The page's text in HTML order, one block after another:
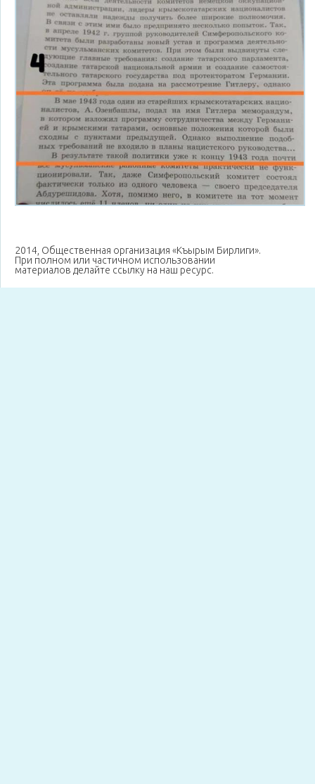
2014, Общественная организация «Къырым Бирлиги».
При полном или частичном использовании
материалов делайте ссылку на наш ресурс.